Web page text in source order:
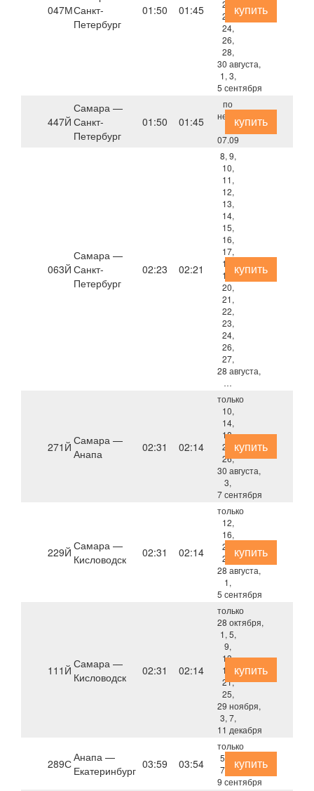
047МСанкт-
Петербург
01:50 01:45
20,
22,
24,
26,
28,
30 августа,
1, 3,
5 сентября
купить
447Й
Самара —
Санкт-
Петербург
01:50 01:45
по
нечётным
07.09
купить
063Й
Самара —
Санкт-
Петербург
02:23 02:21
8, 9,
10,
11,
12,
13,
14,
15,
16,
17,
18,
19,
20,
21,
22,
23,
24,
26,
27,
28 августа,
…
купить
271Й Самара —
Анапа
02:31 02:14
только
10,
14,
18,
22,
26,
30 августа,
3,
7 сентября
купить
229Й Самара —
Кисловодск
02:31 02:14
только
12,
16,
20,
24,
28 августа,
1,
5 сентября
купить
111Й Самара —
Кисловодск
02:31 02:14
только
28 октября,
1, 5,
9,
13,
17,
21,
25,
29 ноября,
3, 7,
11 декабря
купить
289САнапа —
Екатеринбург 03:59 03:54
только
5, 6,
7, 8,
9 сентября
купить